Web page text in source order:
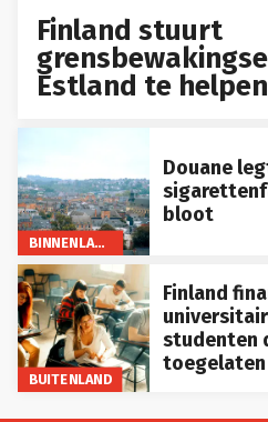
Finland stuurt
Estland te helpen
BINNENLAND
Douane
bloot
BUITENLAND
Finland
studenten
toegelaten